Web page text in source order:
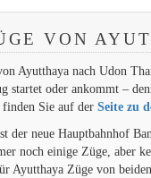
VON
Ayutthaya nach Udon
startet oder ankommt –
Sie auf der Seite zu
der neue Hauptbahnhof
noch einige Züge, aber
Ayutthaya Züge von